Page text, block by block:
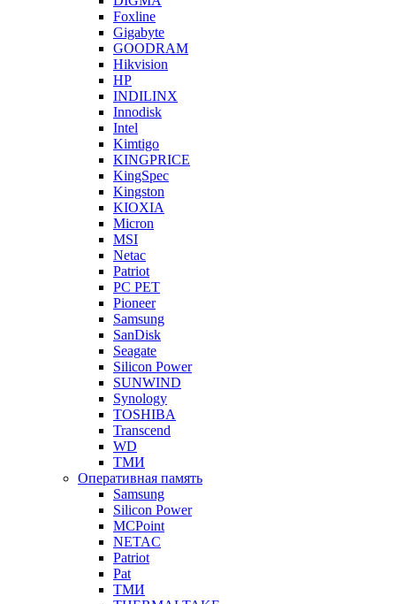
Foxline
Gigabyte
GOODRAM
Hikvision
HP
INDILINX
Innodisk
Intel
Kimtigo
KINGPRICE
KingSpec
Kingston
KIOXIA
Micron
MSI
Netac
Patriot
PC PET
Pioneer
Samsung
SanDisk
Seagate
Silicon Power
SUNWIND
Synology
TOSHIBA
Transcend
WD
ТМИ
Оперативная память
Samsung
Silicon Power
MCPoint
NETAC
Patriot
Pat
ТМИ